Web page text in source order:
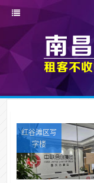
红谷滩区写
字楼